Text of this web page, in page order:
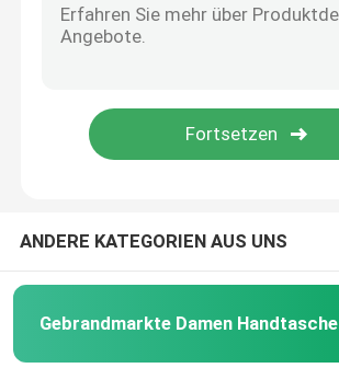
Designer Monogram Bag
Sattel-Schultertasche
Mini Designer Purses
Preloved brannte Tasche ein
ANDERE KATEGORIEN AUS UNS
Gebrandmarkte Damen Handtasche